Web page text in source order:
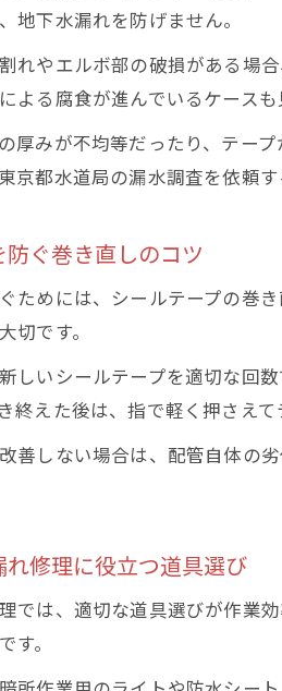
地下水漏れを防げません。
れやエルボ部の破損がある場
よる腐食が進んでいるケースも
厚みが不均等だったり、テー
京都水道局の漏水調査を依頼す
ぐ巻き直しのコツ
ためには、シールテープの巻
切です。
しいシールテープを適切な回
終えた後は、指で軽く押さえて
善しない場合は、配管自体の
修理に役立つ道具選び
では、適切な道具選びが作業
す。